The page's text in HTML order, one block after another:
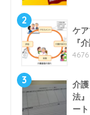
2
ケ
『
3
介
法
ート